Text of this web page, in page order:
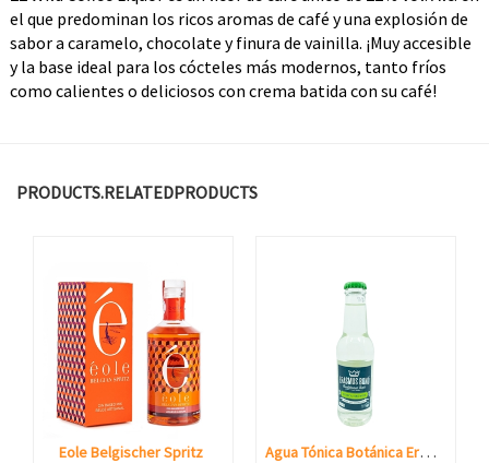
el que predominan los ricos aromas de café y una explosión de
sabor a caramelo, chocolate y finura de vainilla. ¡Muy accesible
y la base ideal para los cócteles más modernos, tanto fríos
como calientes o deliciosos con crema batida con su café!
PRODUCTS.RELATEDPRODUCTS
Eole Belgischer Spritz Agua Tónica Botánica Erasmus Bond